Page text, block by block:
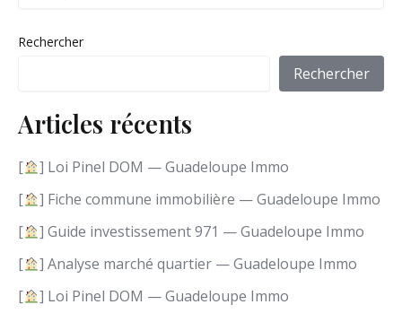
i
s
n
l
a
n
u
Rechercher
Rechercher
Articles récents
[
] Loi Pinel DOM — Guadeloupe Immo
[
] Fiche commune immobilière — Guadeloupe Immo
[
] Guide investissement 971 — Guadeloupe Immo
[
] Analyse marché quartier — Guadeloupe Immo
[
] Loi Pinel DOM — Guadeloupe Immo